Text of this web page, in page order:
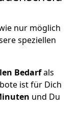
nur möglich
speziellen
Bedarfals
ist für Dich
und Du